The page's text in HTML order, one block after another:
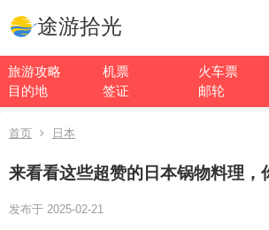
途游拾光
旅游攻略 机票 火车票
目的地
签证 邮轮
首页 日本
来看看这些超赞的日本锅物料理，
发布于 2025-02-21